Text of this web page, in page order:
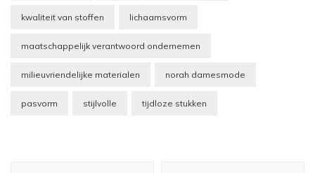
kwaliteit van stoffen lichaamsvorm
maatschappelijk verantwoord ondernemen
milieuvriendelijke materialen norah damesmode
pasvorm stijlvolle tijdloze stukken